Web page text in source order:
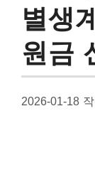
별생
원금
2026-01-18